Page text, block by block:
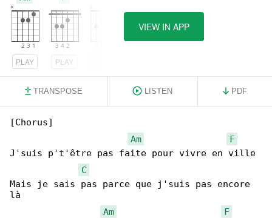
PLAY PLAY
VIEW IN APP
TRANSPOSE LISTEN PDF
[Chorus]
Am
F
J'suis p't'être pas faite pour vivre en ville
C
Mais je sais pas parce que j'suis pas encore
là
Am
F